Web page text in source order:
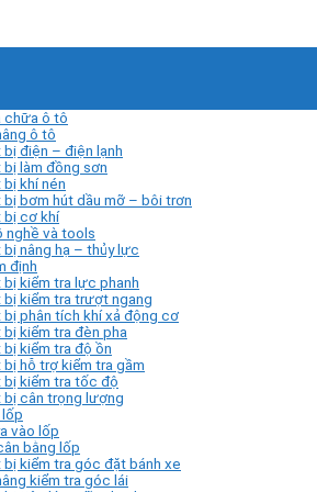
chữa ô tô
ô tô
bị điện – điện lạnh
bị làm đồng sơn
bị khí nén
bị bơm hút dầu mỡ – bôi trơn
bị cơ khí
nghề và tools
bị nâng hạ – thủy lực
định
bị kiểm tra lực phanh
bị kiểm tra trượt ngang
bị phân tích khí xả động cơ
bị kiểm tra đèn pha
bị kiểm tra độ ồn
bị hỗ trợ kiểm tra gầm
bị kiểm tra tốc độ
bị cân trọng lượng
vào lốp
bằng lốp
bị kiểm tra góc đặt bánh xe
kiểm tra góc lái